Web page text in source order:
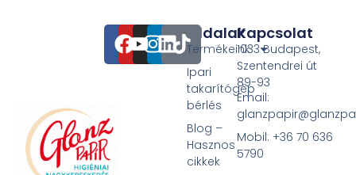
Oldalak
Termékeink
Ipari
takarítógép
bérlés
Blog –
Hasznos
cikkek
Kapcsolat
1033 Budapest,
Szentendrei út
89-93
Email:
Mobil: +36 70 636
5790